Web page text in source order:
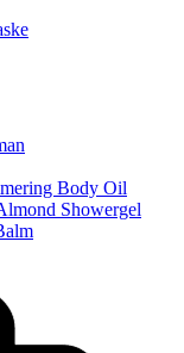
Body Oil
Showergel